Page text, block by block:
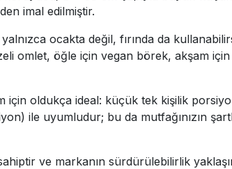
imal edilmiştir.
yalnızca ocakta değil, fırında da
omlet, öğle için vegan börek, akşam için
oldukça ideal: küçük tek kişilik
ile uyumludur; bu da mutfağınızın
ve markanın sürdürülebilirlik